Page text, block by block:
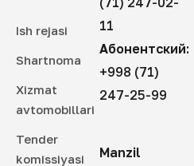
Ish rejasi
Shartnoma
Xizmat
avtomobillari
Tender
komissiyasi
11
Абонентский:
+998 (71)
247-25-99
Manzil